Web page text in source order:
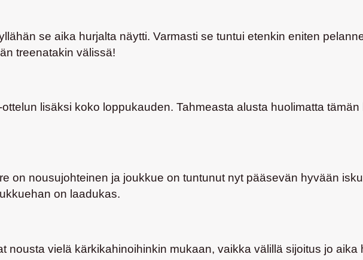
se aika hurjalta näytti. Varmasti se tuntui etenkin eniten
treenatakin välissä!
lisäksi koko loppukauden. Tahmeasta alusta huolimatta
on nousujohteinen ja joukkue on tuntunut nyt pääsevän hyvään
on laadukas.
nousta vielä kärkikahinoihinkin mukaan, vaikka välillä sijoitus jo